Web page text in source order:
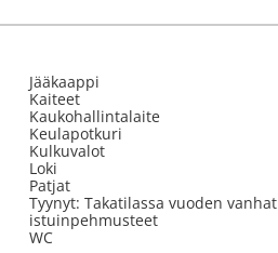
Jääkaappi
Kaiteet
Kaukohallintalaite
Keulapotkuri
Kulkuvalot
Loki
Patjat
Tyynyt: Takatilassa vuoden vanhat
istuinpehmusteet
WC